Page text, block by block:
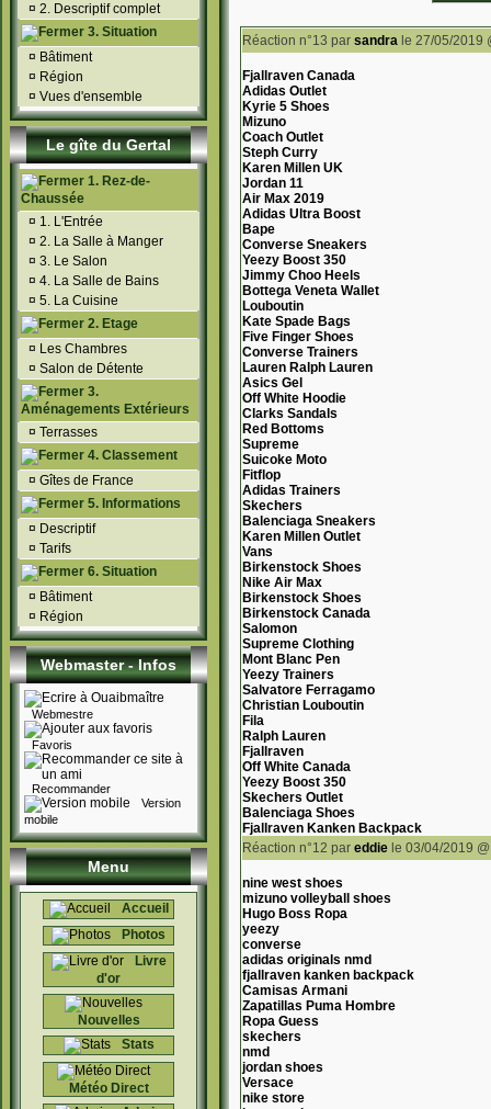
¤ 2. Descriptif complet
3. Situation
¤ Bâtiment
¤ Région
¤ Vues d'ensemble
Le gîte du Gertal
1. Rez-de-
Chaussée
¤ 1. L'Entrée
¤ 2. La Salle à Manger
¤ 3. Le Salon
¤ 4. La Salle de Bains
¤ 5. La Cuisine
2. Etage
¤ Les Chambres
¤ Salon de Détente
3.
Aménagements Extérieurs
¤ Terrasses
4. Classement
¤ Gîtes de France
5. Informations
¤ Descriptif
¤ Tarifs
6. Situation
¤ Bâtiment
¤ Région
Webmaster - Infos
Webmestre
Favoris
Recommander
Version
mobile
Menu
Accueil
Photos
Livre
d'or
Nouvelles
Stats
Météo Direct
Réaction n°13 par sandra le 27/05/2019
Fjallraven Canada
Adidas Outlet
Kyrie 5 Shoes
Mizuno
Coach Outlet
Steph Curry
Karen Millen UK
Jordan 11
Air Max 2019
Adidas Ultra Boost
Bape
Converse Sneakers
Yeezy Boost 350
Jimmy Choo Heels
Bottega Veneta Wallet
Louboutin
Kate Spade Bags
Five Finger Shoes
Converse Trainers
Lauren Ralph Lauren
Asics Gel
Off White Hoodie
Clarks Sandals
Red Bottoms
Supreme
Suicoke Moto
Fitflop
Adidas Trainers
Skechers
Balenciaga Sneakers
Karen Millen Outlet
Vans
Birkenstock Shoes
Nike Air Max
Birkenstock Shoes
Birkenstock Canada
Salomon
Supreme Clothing
Mont Blanc Pen
Yeezy Trainers
Salvatore Ferragamo
Christian Louboutin
Fila
Ralph Lauren
Fjallraven
Off White Canada
Yeezy Boost 350
Skechers Outlet
Balenciaga Shoes
Fjallraven Kanken Backpack
Réaction n°12 par eddie le 03/04/2019
nine west shoes
mizuno volleyball shoes
Hugo Boss Ropa
yeezy
converse
adidas originals nmd
fjallraven kanken backpack
Camisas Armani
Zapatillas Puma Hombre
Ropa Guess
skechers
nmd
jordan shoes
Versace
nike store